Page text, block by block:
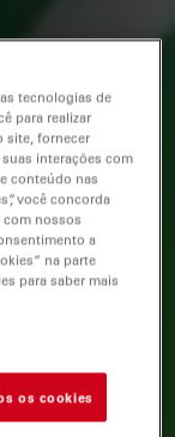
tecnologias de
para realizar
site, fornecer
interações com
conteúdo nas
você concorda
nossos
a
na parte
para saber mais
os cookies